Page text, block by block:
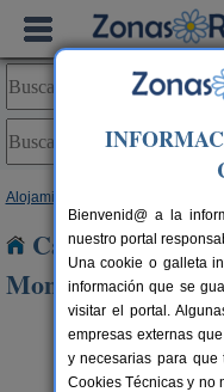
Alojamientos
Casas Rurales
Monte
Bienvenid@ a la
nuestro portal
Una cookie o galleta
información que se
visitar el portal.
empresas externas
y necesarias para que
Cookies Técnicas y no